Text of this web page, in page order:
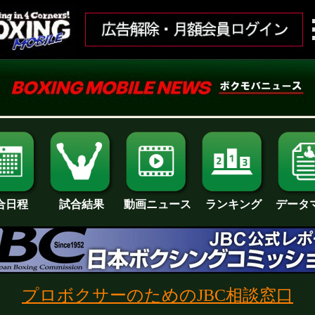
日程 試合結果 動画ニュース ランキング データ
プロボクサーのためのJBC相談窓口